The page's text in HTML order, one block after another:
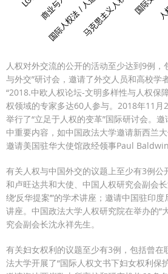
人权对外交流的公开的活动至少达到9例
与外交”研讨会，邀请了外交人员和高校
“2018.中欧人权论坛-文明多样性与人权保
权领域的专家多达60人参与。2018年11
举行了“立足于人权的变革”国际研讨会。
中重要内容，如中国政法大学邀请新西兰
邀请美国驻华大使馆政经领事Paul
有关人权与中国外交的议题上至少有3例
和卢旺达共和大使、中国人权研究会副会
绕‘反华提案’”的学术讲座；邀请中国驻印
讲座。中国政法大学人权研究院在举办的“
究会副会长沈永祥先生。
有关妇女权利的议题至少有3例，包括曾
法大学开展了“国际人权文书下妇女权利